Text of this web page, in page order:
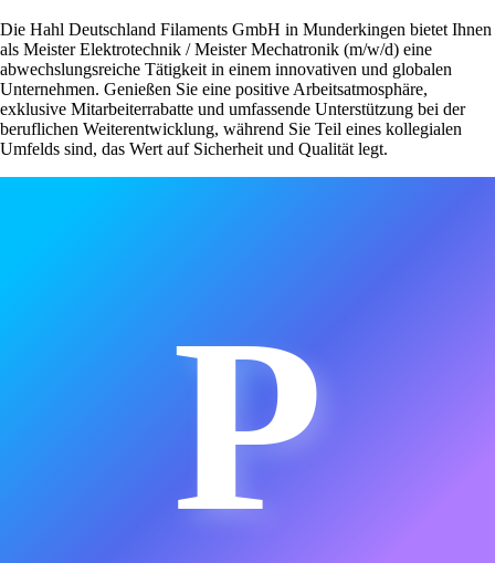
Die Hahl Deutschland Filaments GmbH in Munderkingen bietet Ihnen
als Meister Elektrotechnik / Meister Mechatronik (m/w/d) eine
abwechslungsreiche Tätigkeit in einem innovativen und globalen
Unternehmen. Genießen Sie eine positive Arbeitsatmosphäre,
exklusive Mitarbeiterrabatte und umfassende Unterstützung bei der
beruflichen Weiterentwicklung, während Sie Teil eines kollegialen
Umfelds sind, das Wert auf Sicherheit und Qualität legt.
P